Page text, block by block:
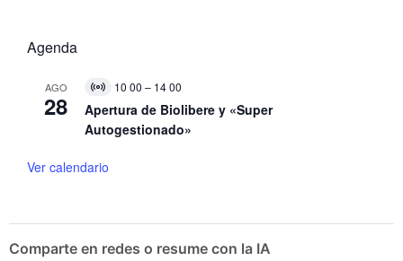
Agenda
AGO
28
V
i
t
a
e
t
10 00 – 14 00
Apertura de Biolibere y «Super
Autogestionado»
Ver calendario
Comparte en redes o resume con la IA